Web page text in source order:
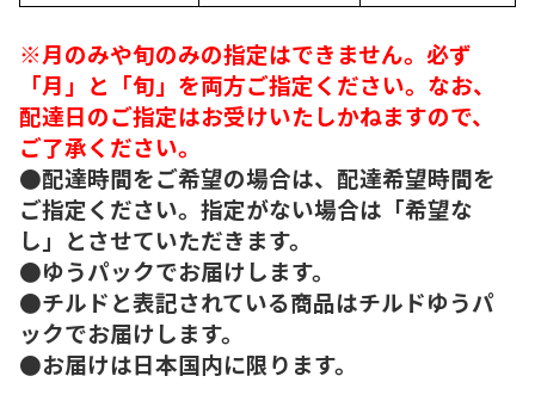
※月のみや旬のみの指定はできません。必ず
「月」と「旬」を両方ご指定ください。なお、
配達日のご指定はお受けいたしかねますので、
ご了承ください。
●配達時間をご希望の場合は、配達希望時間を
ご指定ください。指定がない場合は「希望な
し」とさせていただきます。
●ゆうパックでお届けします。
●チルドと表記されている商品はチルドゆうパ
ックでお届けします。
●お届けは日本国内に限ります。